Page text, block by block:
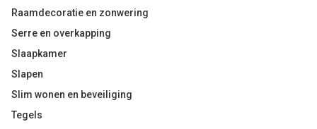
Raamdecoratie en zonwering
Serre en overkapping
Slaapkamer
Slapen
Slim wonen en beveiliging
Tegels